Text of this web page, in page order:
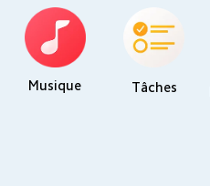
Musique Tâches